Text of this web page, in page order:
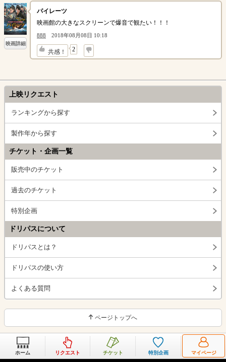
映画詳細
パイレーツ
映画館の大きなスクリーンで爆音で観たい！！！
888 2018年08月08日 10:18
共感！ 2
↓
上映リクエスト
ランキングから探す
製作年から探す
チケット・企画一覧
販売中のチケット
過去のチケット
特別企画
ドリパスについて
ドリパスとは？
ドリパスの使い方
よくある質問
ページトップへ
ホーム リクエスト チケット 特別企画 マイページ